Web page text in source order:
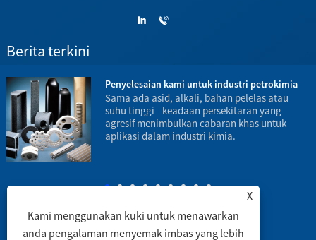
Berita terkini
Penyelesaian kami untuk industri petrokimia
Sama ada asid, alkali, bahan pelelas atau
suhu tinggi - keadaan persekitaran yang
agresif menimbulkan cabaran khas untuk
aplikasi dalam industri kimia.
X
Kami menggunakan kuki untuk menawarkan
anda pengalaman menyemak imbas yang lebih